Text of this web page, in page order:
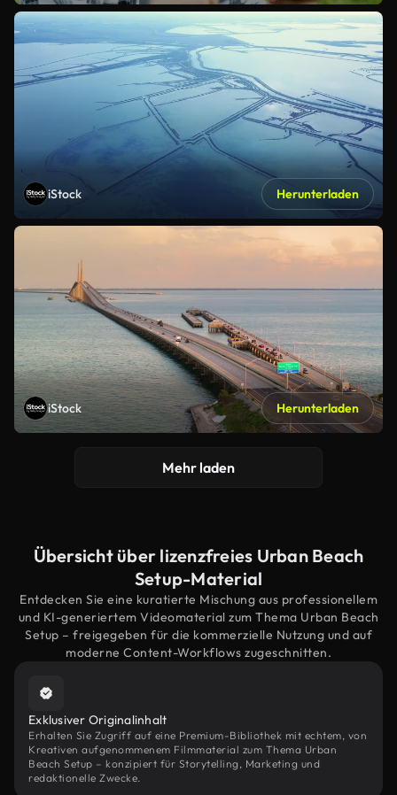
iStock Herunterladen
iStock Herunterladen
Mehr laden
Übersicht über lizenzfreies Urban Beach
Setup-Material
Entdecken Sie eine kuratierte Mischung aus professionellem
und KI-generiertem Videomaterial zum Thema Urban Beach
Setup – freigegeben für die kommerzielle Nutzung und auf
moderne Content-Workflows zugeschnitten.
Exklusiver Originalinhalt
Erhalten Sie Zugriff auf eine Premium-Bibliothek mit echtem, von
Kreativen aufgenommenem Filmmaterial zum Thema Urban
Beach Setup – konzipiert für Storytelling, Marketing und
redaktionelle Zwecke.